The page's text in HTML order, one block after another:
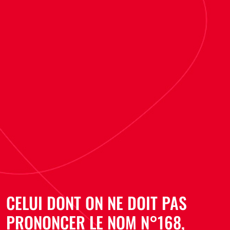
CELUI DONT ON NE DOIT PAS
PRONONCER LE NOM N°168,